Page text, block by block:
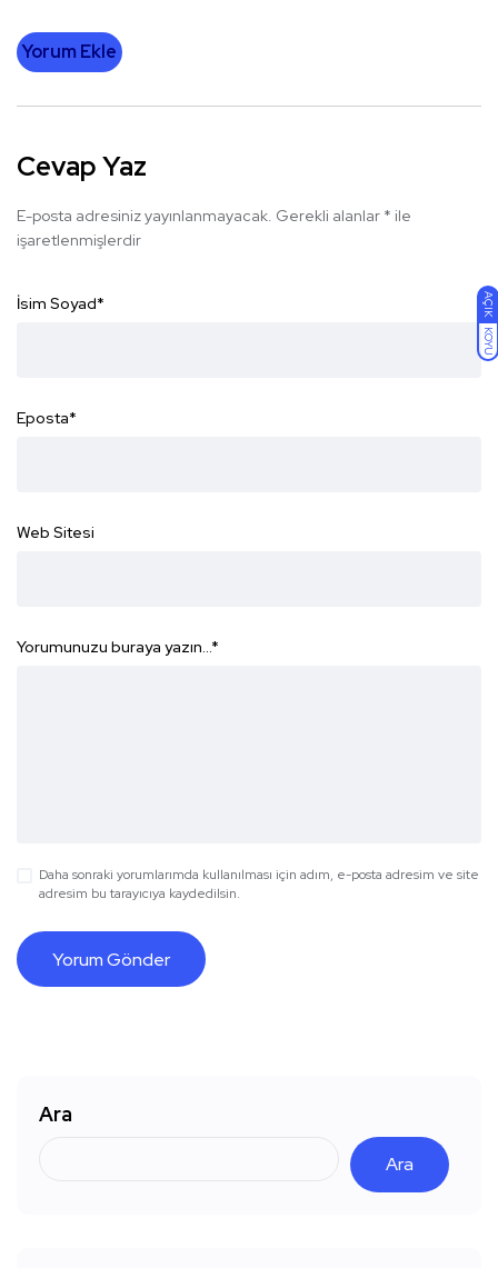
AÇIK
KOYU
Yorum Ekle
Cevap Yaz
E-posta adresiniz yayınlanmayacak. Gerekli alanlar * ile
işaretlenmişlerdir
İsim Soyad*
Eposta*
Web Sitesi
Yorumunuzu buraya yazın...*
Daha sonraki yorumlarımda kullanılması için adım, e-posta adresim ve site
adresim bu tarayıcıya kaydedilsin.
Ara
Ara